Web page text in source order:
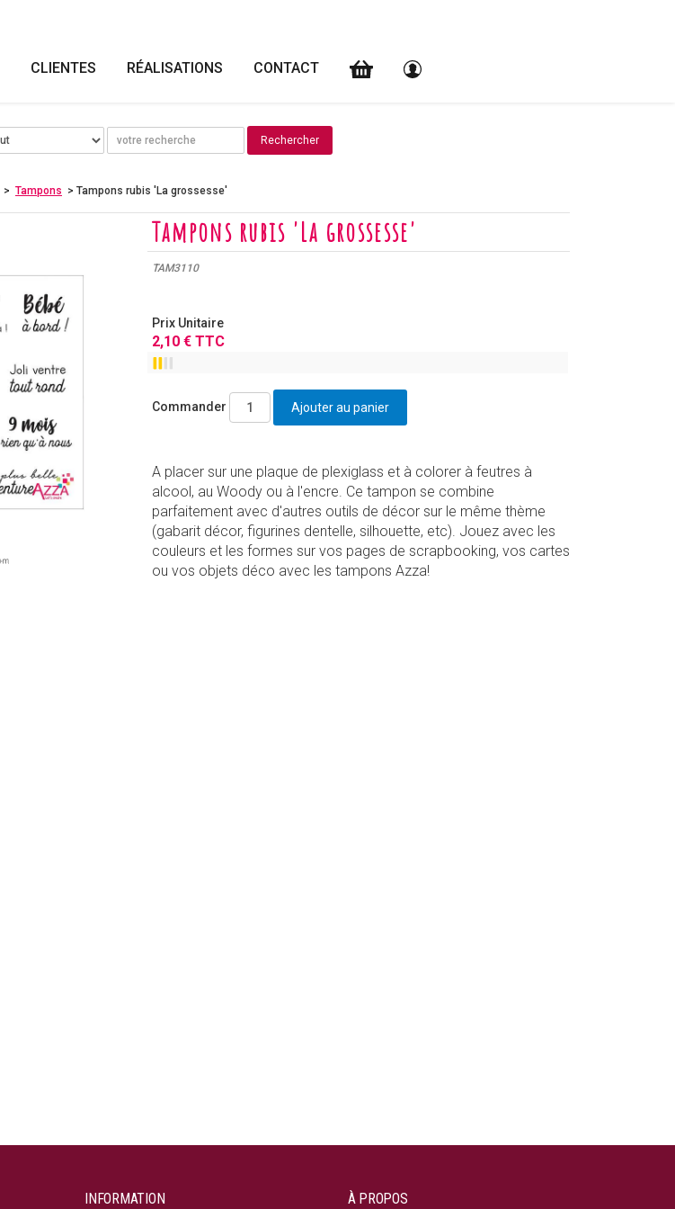
CLIENTES RÉALISATIONS CONTACT
> Tampons > Tampons rubis 'La grossesse'
Tampons rubis 'La grossesse'
TAM3110
Prix Unitaire
2,10 € TTC
Commander
A placer sur une plaque de plexiglass et à colorer à feutres à
alcool, au Woody ou à l'encre. Ce tampon se combine
parfaitement avec d'autres outils de décor sur le même thème
(gabarit décor, figurines dentelle, silhouette, etc). Jouez avec les
couleurs et les formes sur vos pages de scrapbooking, vos cartes
ou vos objets déco avec les tampons Azza!
INFORMATION À PROPOS